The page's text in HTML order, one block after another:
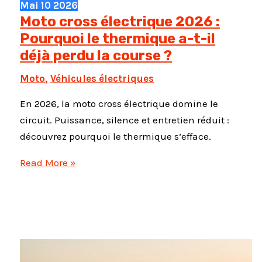
Mai 10 2026
Moto cross électrique 2026 :
Pourquoi le thermique a-t-il
déjà perdu la course ?
Moto,Véhicules électriques
En 2026, la moto cross électrique domine le
circuit. Puissance, silence et entretien réduit :
découvrez pourquoi le thermique s’efface.
Moto
Read More »